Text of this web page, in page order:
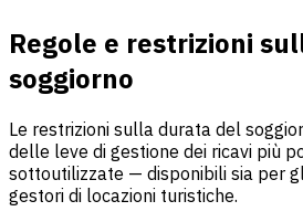
Regole e restrizioni
soggiorno
Le restrizioni sulla durata del
delle leve di gestione dei ricavi più
sottoutilizzate — disponibili sia per
gestori di locazioni turistiche.